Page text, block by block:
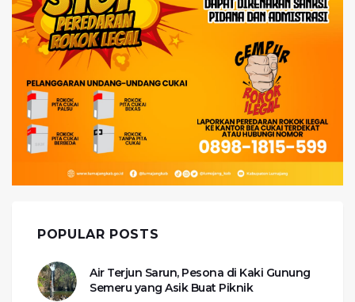
POPULAR POSTS
Air Terjun Sarun, Pesona di Kaki Gunung
Semeru yang Asik Buat Piknik